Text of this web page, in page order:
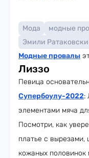
Мода модные
Эмили Ратаковски
Модные провалы
Лиззо
Певица
Супербоулу-2022:
элементами мяча
Посмотри, как
платье с
кожаных половинок